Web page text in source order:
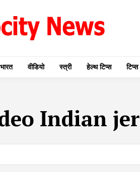
भारत वीडियो स्त्री हेल्थ टिप्स
Indian